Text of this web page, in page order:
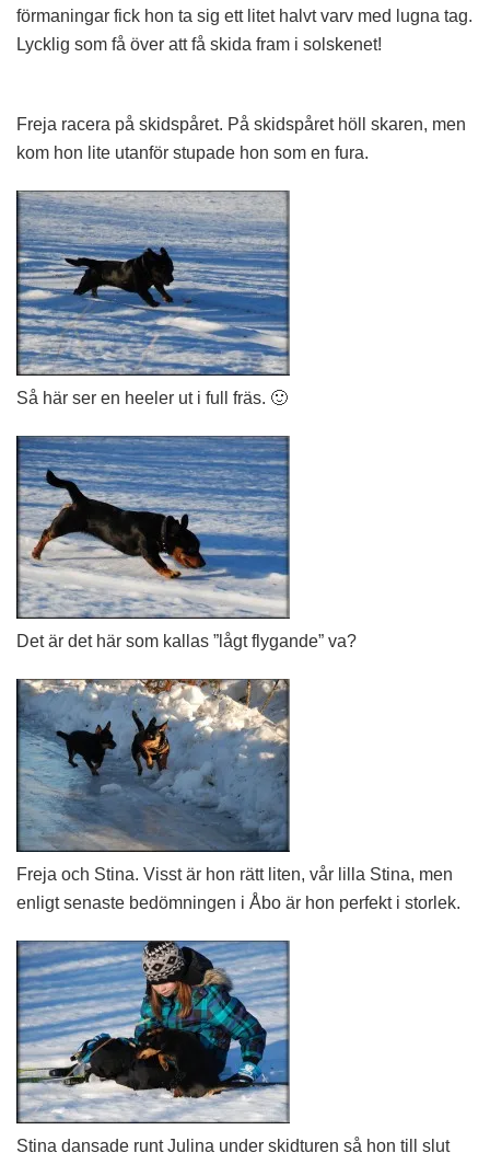
förmaningar fick hon ta sig ett litet halvt varv med lugna tag.
Lycklig som få över att få skida fram i solskenet!
Freja racera på skidspåret. På skidspåret höll skaren, men
kom hon lite utanför stupade hon som en fura.
Så här ser en heeler ut i full fräs. 🙂
Det är det här som kallas ”lågt flygande” va?
Freja och Stina. Visst är hon rätt liten, vår lilla Stina, men
enligt senaste bedömningen i Åbo är hon perfekt i storlek.
Stina dansade runt Julina under skidturen så hon till slut